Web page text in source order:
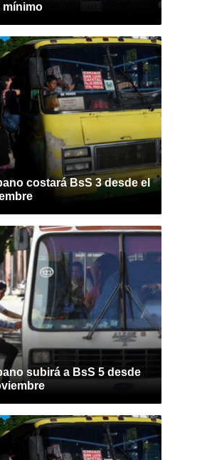
mínimo
costará BsS 3 desde el
subirá a BsS 5 desde